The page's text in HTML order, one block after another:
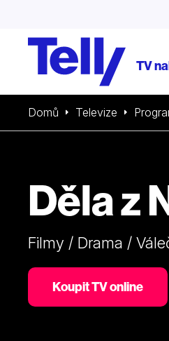
TV
Domů Televize
Děla z
Filmy / Drama /
Koupit TV online